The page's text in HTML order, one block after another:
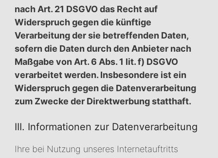
nach Art. 21 DSGVO das Recht auf
Widerspruch gegen die künftige
Verarbeitung der sie betreffenden Daten,
sofern die Daten durch den Anbieter nach
Maßgabe von Art. 6 Abs. 1 lit. f) DSGVO
verarbeitet werden. Insbesondere ist ein
Widerspruch gegen die Datenverarbeitung
zum Zwecke der Direktwerbung statthaft.
III. Informationen zur Datenverarbeitung
Ihre bei Nutzung unseres Internetauftritts